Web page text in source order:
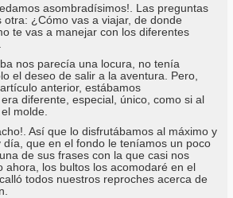
asombradísimos!. Las preguntas
otra: ¿Cómo vas a viajar, de donde
te vas a manejar con los diferentes
nos parecía una locura, no tenía
el deseo de salir a la aventura. Pero,
anterior, estábamos
diferente, especial, único, como si al
molde.
Así que lo disfrutábamos al máximo y
día, que en el fondo le teníamos un poco
de sus frases con la que casi nos
ahora, los bultos los acomodaré en el
todos nuestros reproches acerca de